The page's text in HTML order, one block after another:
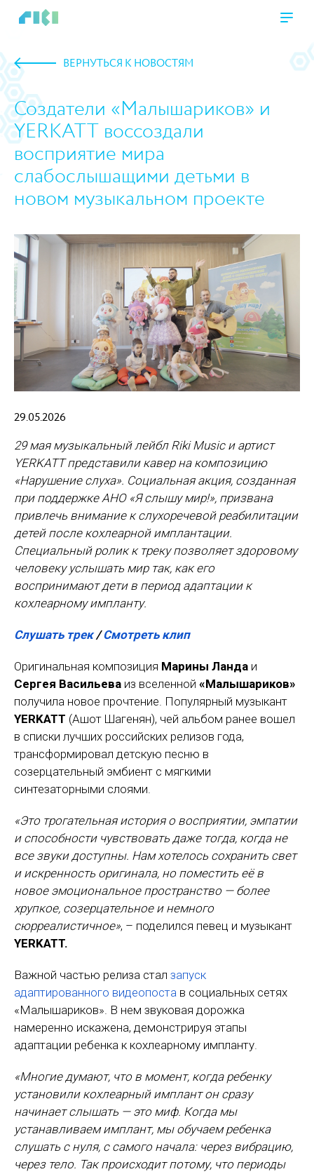
ВЕРНУТЬСЯ К НОВОСТЯМ
Создатели «Малышариков» и
YERKATT воссоздали
восприятие мира
слабослышащими детьми в
новом музыкальном проекте
https://www.high-endrolex.com/45
29.05.2026
29 мая музыкальный лейбл Riki Music и артист
YERKATT представили кавер на композицию
«Нарушение слуха». Социальная акция, созданная
при поддержке АНО «Я слышу мир!», призвана
привлечь внимание к слухоречевой реабилитации
детей после кохлеарной имплантации.
Специальный ролик к треку позволяет здоровому
человеку услышать мир так, как его
воспринимают дети в период адаптации к
кохлеарному импланту.
Слушать трек/Смотреть клип
Оригинальная композиция Марины Ланда и
Сергея Васильева из вселенной «Малышариков»
получила новое прочтение. Популярный музыкант
YERKATT (Ашот Шагенян), чей альбом ранее вошел
в списки лучших российских релизов года,
трансформировал детскую песню в
созерцательный эмбиент с мягкими
синтезаторными слоями.
«Это трогательная история о восприятии, эмпатии
и способности чувствовать даже тогда, когда не
все звуки доступны. Нам хотелось сохранить свет
и искренность оригинала, но поместить её в
новое эмоциональное пространство — более
хрупкое, созерцательное и немного
сюрреалистичное», – поделился певец и музыкант
YERKATT.
Важной частью релиза стал запуск
адаптированного видеопоста в социальных сетях
«Малышариков». В нем звуковая дорожка
намеренно искажена, демонстрируя этапы
адаптации ребенка к кохлеарному импланту.
«Многие думают, что в момент, когда ребенку
установили кохлеарный имплант он сразу
начинает слышать — это миф. Когда мы
устанавливаем имплант, мы обучаем ребенка
слушать с нуля, с самого начала: через вибрацию,
через тело. Так происходит потому, что периоды